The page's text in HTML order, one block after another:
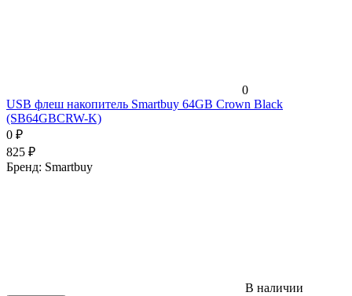
0
USB флеш накопитель Smartbuy 64GB Crown Black
(SB64GBCRW-K)
0 ₽
825 ₽
Бренд: Smartbuy
В наличии